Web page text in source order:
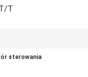
T
sterowania